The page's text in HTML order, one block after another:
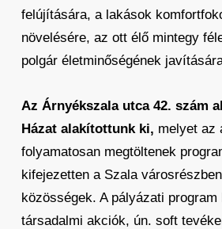
felújítására, a lakások
növelésére, az ott élő mintegy
polgár életminőségének
Az Árnyékszala utca 42. szám
Házat alakítottunk ki, melyet az
folyamatosan megtöltenek
kifejezetten a Szala
közösségek. A pályázati program
társadalmi akciók, ún. soft